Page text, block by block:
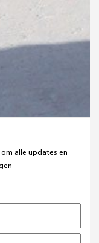
alle updates en